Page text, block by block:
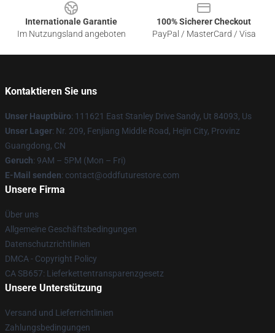
Internationale Garantie
Im Nutzungsland angeboten
100% Sicherer Checkout
PayPal / MasterCard / Visa
Kontaktieren Sie uns
Unser Hauptbüro: 111621 East Stanley Drive Sandy, Ut 84093, Us
Unser Lager: Nr. 209, Fenjiang Middle Road, Hejin City, Provinz
Guangdong, CN
Geruch: 9AM – 5PM (Mon – Fri)
E-Mail senden: contact@oddfuturestore.com
Unsere Firma
Über uns
Allgemeine Geschäftsbedingungen
Datenschutzrichtlinien
DMCA - Copyright Policy
CA SB657: Lieferkettentransparenzgesetz
Unsere Unterstützung
Versand und Lieferrichtlinien
Zahlungsbedingungen